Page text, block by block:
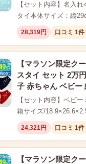
【セット内容】名入
タイ本体サイズ：縦
28,319円 口コミ 1件
【マラソン限定ク
スタイ セット 2万
子 赤ちゃん ベビー
【セット内容】ベビ
箱サイズ/
24,321円 口コミ 1件
【マラソン限定ク